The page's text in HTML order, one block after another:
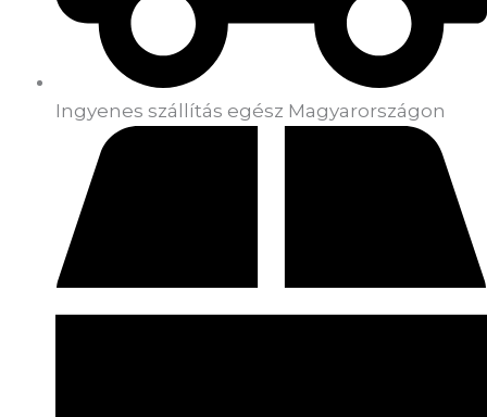
Ingyenes szállítás egész Magyarországon